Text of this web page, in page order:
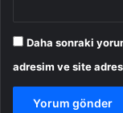
Daha sonraki
adresim ve site